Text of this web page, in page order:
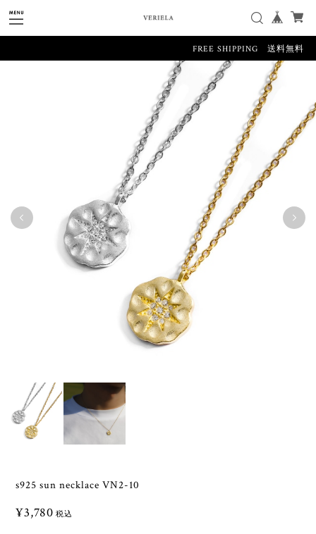
FREE SHIPPING 送料無料
s925 sun necklace VN2-10
¥3,780 税込